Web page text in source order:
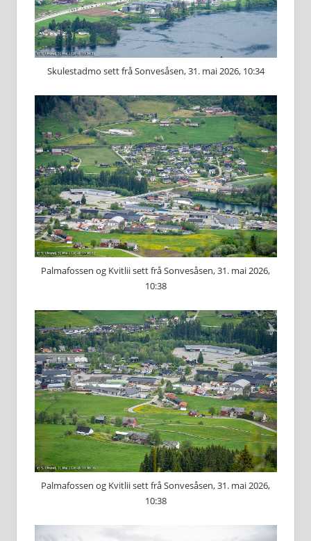
Skulestadmo sett frå Sonvesåsen, 31. mai 2026, 10:34
Palmafossen og Kvitlii sett frå Sonvesåsen, 31. mai 2026,
10:38
Palmafossen og Kvitlii sett frå Sonvesåsen, 31. mai 2026,
10:38